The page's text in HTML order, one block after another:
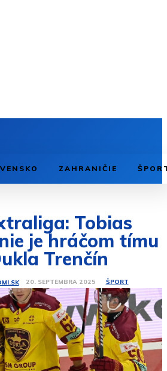
ZAHRANIČIE
Tobias
je hráčom tímu
Trenčín
20. SEPTEMBRA 2025 ŠPORT